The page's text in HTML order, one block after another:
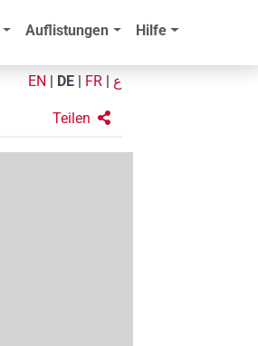
Auflistungen Hilfe
EN DE FR ع
Teilen